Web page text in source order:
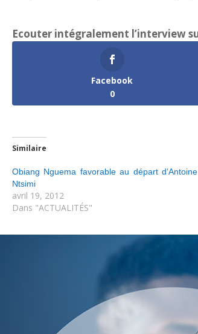
Ecouter intégralement l’interview
Facebook
0
Similaire
Obiang Nguema favorable au départ d’Antoine
Ntsimi
avril 19, 2012
Dans "ACTUALITÉS"